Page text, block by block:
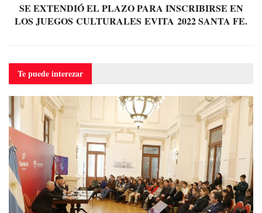
SE EXTENDIÓ EL PLAZO PARA INSCRIBIRSE EN
LOS JUEGOS CULTURALES EVITA 2022 SANTA FE.
Te puedeinterezar